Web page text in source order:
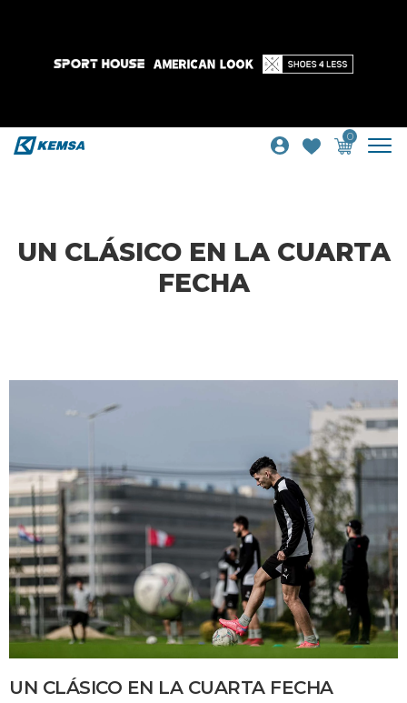
0
UN CLÁSICO EN LA CUARTA
FECHA
UN CLÁSICO EN LA CUARTA FECHA